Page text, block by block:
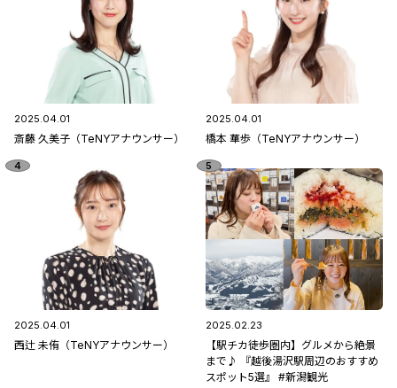
2025.04.01
斎藤 久美子（TeNYアナウンサー）
2025.04.01
橋本 華歩（TeNYアナウンサー）
2025.04.01
西辻 未侑（TeNYアナウンサー）
2025.02.23
【駅チカ徒歩圏内】グルメから絶景
まで♪ 『越後湯沢駅周辺のおすすめ
スポット5選』 #新潟観光